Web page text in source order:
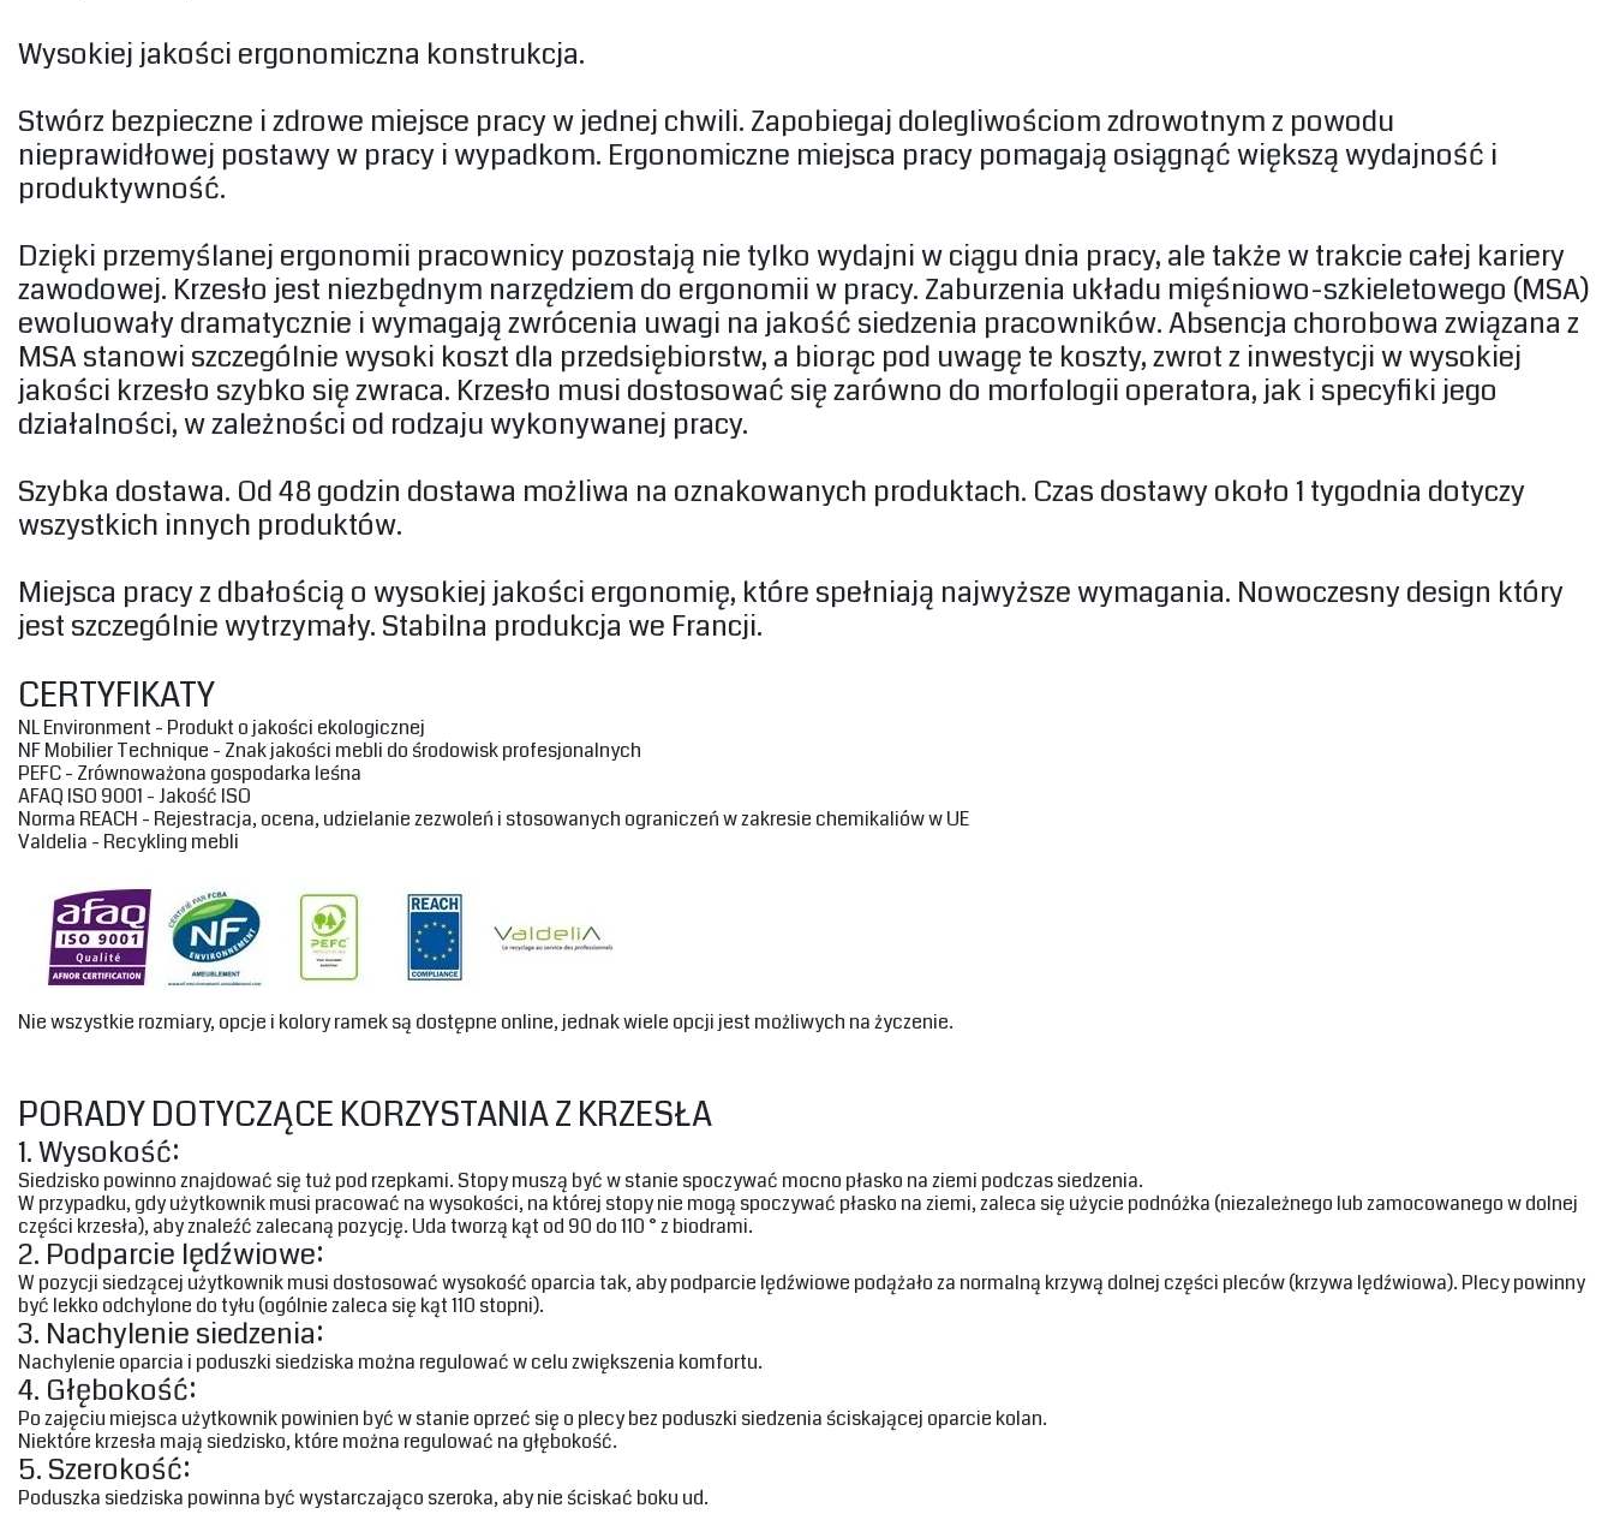
‎Wysokiej jakości ergonomiczna konstrukcja.‎
‎Stwórz bezpieczne i zdrowe miejsce pracy w jednej chwili. Zapobiegaj dolegliwościom zdrowotnym z powodu
nieprawidłowej postawy w pracy i wypadkom. Ergonomiczne miejsca pracy pomagają osiągnąć większą wydajność i
produktywność.‎
‎Dzięki przemyślanej ergonomii pracownicy pozostają nie tylko wydajni w ciągu dnia pracy, ale także w trakcie całej kariery
zawodowej. Krzesło jest niezbędnym narzędziem do ergonomii w pracy. Zaburzenia układu mięśniowo-szkieletowego (MSA)
ewoluowały dramatycznie i wymagają zwrócenia uwagi na jakość siedzenia pracowników. Absencja chorobowa związana z
MSA stanowi szczególnie wysoki koszt dla przedsiębiorstw, a biorąc pod uwagę te koszty, zwrot z inwestycji w wysokiej
jakości krzesło szybko się zwraca. Krzesło musi dostosować się zarówno do morfologii operatora, jak i specyfiki jego
działalności, w zależności od rodzaju wykonywanej pracy.‎
‎Szybka dostawa. Od 48 godzin dostawa możliwa na oznakowanych produktach. Czas dostawy około 1 tygodnia dotyczy
wszystkich innych produktów.‎
‎Miejsca pracy z dbałością o wysokiej jakości ergonomię, które spełniają najwyższe wymagania. Nowoczesny design który
jest szczególnie wytrzymały. Stabilna produkcja we Francji.‎
‎CERTYFIKATY‎
‎NL Environment - Produkt o jakości ekologicznej‎
‎NF Mobilier Technique - Znak jakości mebli do środowisk profesjonalnych‎
‎PEFC - Zrównoważona gospodarka leśna‎
‎AFAQ ISO 9001 - Jakość ISO‎
‎Norma REACH - Rejestracja, ocena, udzielanie zezwoleń i stosowanych ograniczeń w zakresie chemikaliów w UE‎
‎Valdelia - Recykling mebli‎
‎Nie wszystkie rozmiary, opcje i kolory ramek są dostępne online, jednak wiele opcji jest możliwych na życzenie.‎
‎PORADY DOTYCZĄCE KORZYSTANIA Z KRZESŁA‎
‎1. Wysokość:‎
‎Siedzisko powinno znajdować się tuż pod rzepkami. Stopy muszą być w stanie spoczywać mocno płasko na ziemi podczas siedzenia.‎
‎W przypadku, gdy użytkownik musi pracować na wysokości, na której stopy nie mogą spoczywać płasko na ziemi, zaleca się użycie podnóżka (niezależnego lub zamocowanego w dolnej
części krzesła), aby znaleźć zalecaną pozycję. Uda tworzą kąt od 90 do 110 ° z biodrami.‎
‎2. Podparcie lędźwiowe:‎
‎W pozycji siedzącej użytkownik musi dostosować wysokość oparcia tak, aby podparcie lędźwiowe podążało za normalną krzywą dolnej części pleców (krzywa lędźwiowa). Plecy powinny
być lekko odchylone do tyłu (ogólnie zaleca się kąt 110 stopni).‎
‎3. Nachylenie siedzenia:‎
‎Nachylenie oparcia i poduszki siedziska można regulować w celu zwiększenia komfortu.‎
‎4. Głębokość:‎
‎Po zajęciu miejsca użytkownik powinien być w stanie oprzeć się o plecy bez poduszki siedzenia ściskającej oparcie kolan.‎
‎Niektóre krzesła mają siedzisko, które można regulować na głębokość.‎
‎5. Szerokość:‎
‎Poduszka siedziska powinna być wystarczająco szeroka, aby nie ściskać boku ud.‎